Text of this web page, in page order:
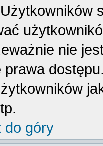
nie
prawa
do góry